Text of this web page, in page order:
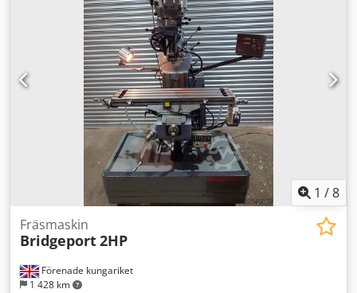
1 /8
Förenade kungariket
1 428 km
Fräsmaskin
Bridgeport2HP